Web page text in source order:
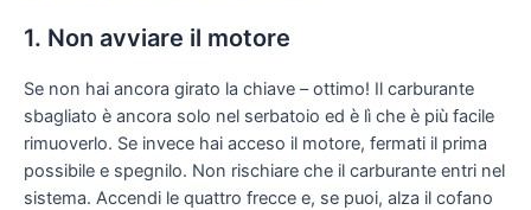
1. Non avviare il motore
Se non hai ancora girato la chiave – ottimo! Il carburante
sbagliato è ancora solo nel serbatoio ed è lì che è più facile
rimuoverlo. Se invece hai acceso il motore, fermati il prima
possibile e spegnilo. Non rischiare che il carburante entri nel
sistema. Accendi le quattro frecce e, se puoi, alza il cofano